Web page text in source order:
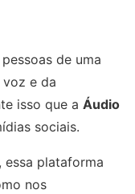
de uma
e da
isso que a Áudio
sociais.
plataforma
nos